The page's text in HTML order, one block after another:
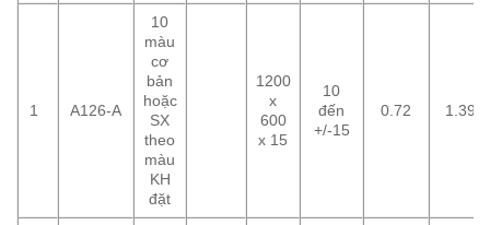
1 A126-A
10
màu
cơ
bản
hoặc
SX
theo
màu
KH
đặt
1200
x
600
x 15
10
đến
+/-15
0.72 1.39